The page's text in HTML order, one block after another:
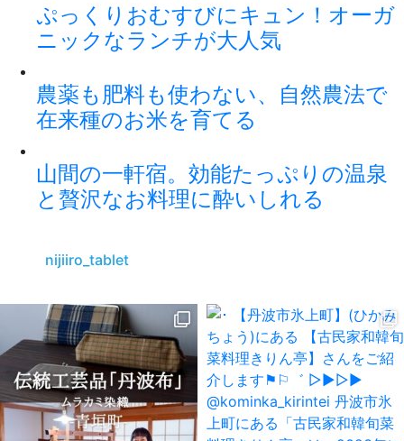
ぷっくりおむすびにキュン！オーガ
ニックなランチが大人気
農薬も肥料も使わない、自然農法で
在来種のお米を育てる
山間の一軒宿。効能たっぷりの温泉
と贅沢なお料理に酔いしれる
nijiiro_tablet